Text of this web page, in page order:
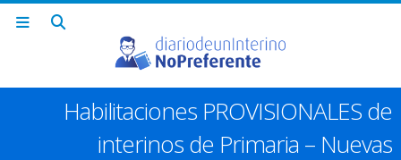
Habilitaciones PROVISIONALES de
interinos de Primaria – Nuevas